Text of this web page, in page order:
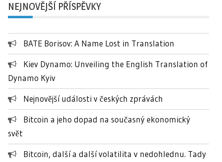
NEJNOVĚJŠÍ PŘÍSPĚVKY
BATE Borisov: A Name Lost in Translation
Kiev Dynamo: Unveiling the English Translation of
Dynamo Kyiv
Nejnovější události v českých zprávách
Bitcoin a jeho dopad na současný ekonomický
svět
Bitcoin, další a další volatilita v nedohlednu. Tady